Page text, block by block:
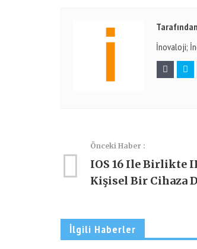
İnovaloji;
Önceki Haber :
IOS 16 Ile Birlikte
Kişisel Bir Cihaza
İlgili Haberler